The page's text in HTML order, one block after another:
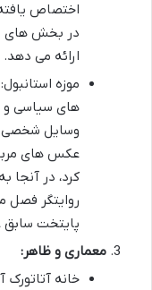
اختصاص
در بخش های
ارائه می دهد.
موزه استانبول:
های سیاسی و
وسایل شخصی
عکس های
کرد، در آنجا
روایتگر فصل
پایتخت
معماری و ظاهر:
خانه آتاتورک